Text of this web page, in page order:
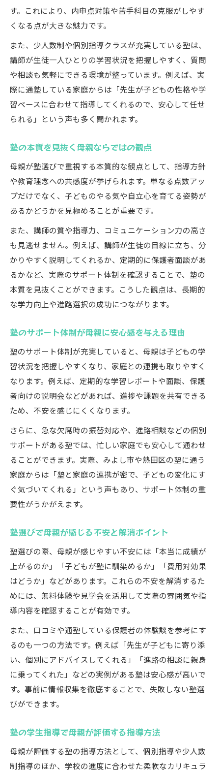
す。これにより、内申点対策や苦手科目の克服がしやす
くなる点が大きな魅力です。
また、少人数制や個別指導クラスが充実している塾は、
講師が生徒一人ひとりの学習状況を把握しやすく、質問
や相談も気軽にできる環境が整っています。例えば、実
際に通塾している家庭からは「先生が子どもの性格や学
習ペースに合わせて指導してくれるので、安心して任せ
られる」という声も多く聞かれます。
塾の本質を見抜く母親ならではの観点
母親が塾選びで重視する本質的な観点として、指導方針
や教育理念への共感度が挙げられます。単なる点数アッ
プだけでなく、子どものやる気や自立心を育てる姿勢が
あるかどうかを見極めることが重要です。
また、講師の質や指導力、コミュニケーション力の高さ
も見逃せません。例えば、講師が生徒の目線に立ち、分
かりやすく説明してくれるか、定期的に保護者面談があ
るかなど、実際のサポート体制を確認することで、塾の
本質を見抜くことができます。こうした観点は、長期的
な学力向上や進路選択の成功につながります。
塾のサポート体制が母親に安心感を与える理由
塾のサポート体制が充実していると、母親は子どもの学
習状況を把握しやすくなり、家庭との連携も取りやすく
なります。例えば、定期的な学習レポートや面談、保護
者向けの説明会などがあれば、進捗や課題を共有できる
ため、不安を感じにくくなります。
さらに、急な欠席時の振替対応や、進路相談などの個別
サポートがある塾では、忙しい家庭でも安心して通わせ
ることができます。実際、みよし市や熱田区の塾に通う
家庭からは「塾と家庭の連携が密で、子どもの変化にす
ぐ気づいてくれる」という声もあり、サポート体制の重
要性がうかがえます。
塾選びで母親が感じる不安と解消ポイント
塾選びの際、母親が感じやすい不安には「本当に成績が
上がるのか」「子どもが塾に馴染めるか」「費用対効果
はどうか」などがあります。これらの不安を解消するた
めには、無料体験や見学会を活用して実際の雰囲気や指
導内容を確認することが有効です。
また、口コミや通塾している保護者の体験談を参考にす
るのも一つの方法です。例えば「先生が子どもに寄り添
い、個別にアドバイスしてくれる」「進路の相談に親身
に乗ってくれた」などの実例がある塾は安心感が高いで
す。事前に情報収集を徹底することで、失敗しない塾選
びができます。
塾の学生指導で母親が評価する指導方法
母親が評価する塾の指導方法として、個別指導や少人数
制指導のほか、学校の進度に合わせた柔軟なカリキュラ